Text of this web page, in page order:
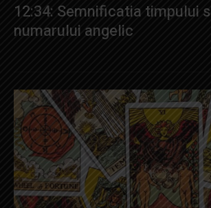
12:34: Semnificatia timpului
numarului angelic